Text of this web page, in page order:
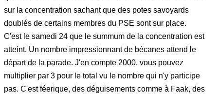
sur la concentration sachant que des potes savoyards
doublés de certains membres du PSE sont sur place.
C'est le samedi 24 que le summum de la concentration est
atteint. Un nombre impressionnant de bécanes attend le
départ de la parade. J'en compte 2000, vous pouvez
multiplier par 3 pour le total vu le nombre qui n'y participe
pas. C'est féerique, des déguisements comme à Faak, des